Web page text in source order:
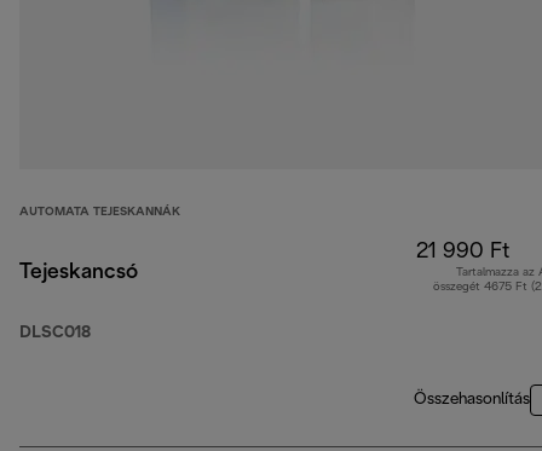
AUTOMATA TEJESKANNÁK
Tejeskancsó
DLSC018
21 990 Ft
Tartalmazza az
összegét 4675 Ft
Összehasonlítás